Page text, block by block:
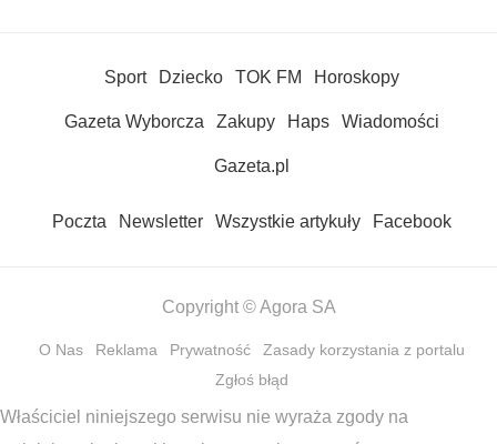
Sport Dziecko TOK FM Horoskopy
Gazeta Wyborcza Zakupy Haps Wiadomości
Gazeta.pl
Poczta Newsletter Wszystkie artykuły Facebook
Copyright © Agora SA
O Nas Reklama Prywatność
Zasady korzystania z portalu
Zgłoś błąd
Właściciel niniejszego serwisu nie wyraża zgody na